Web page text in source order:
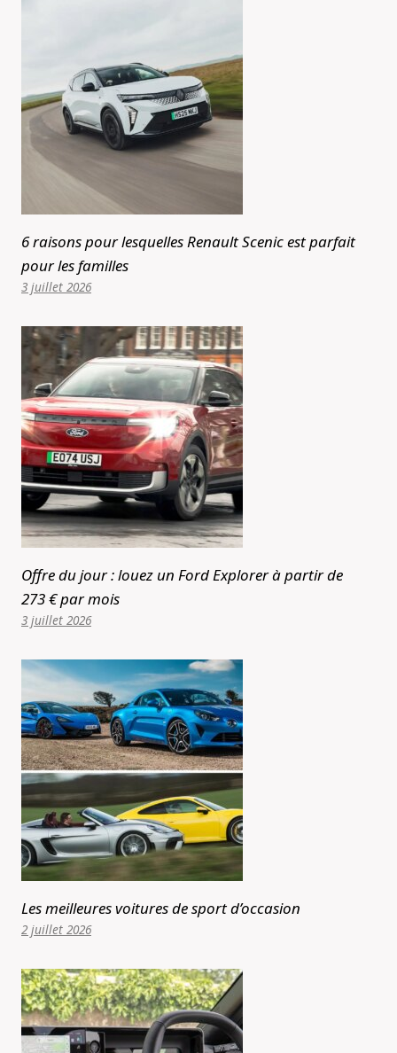
6 raisons pour lesquelles Renault Scenic est parfait
pour les familles
3 juillet 2026
Offre du jour : louez un Ford Explorer à partir de
273 € par mois
3 juillet 2026
Les meilleures voitures de sport d’occasion
2 juillet 2026